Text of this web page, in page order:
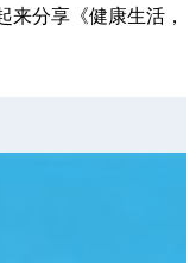
分享《健康生活，